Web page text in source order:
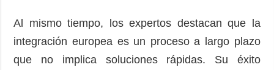
Al mismo tiempo, los expertos destacan que la
integración europea es un proceso a largo plazo
que no implica soluciones rápidas. Su éxito